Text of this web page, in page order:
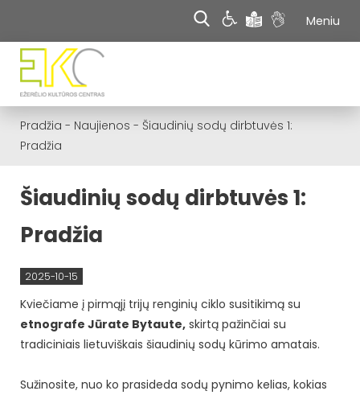
Meniu
Pradžia - Naujienos - Šiaudinių sodų dirbtuvės 1:
Pradžia
Šiaudinių sodų dirbtuvės 1:
Pradžia
2025-10-15
Kviečiame į pirmąjį trijų renginių ciklo susitikimą su
etnografe Jūrate Bytaute, skirtą pažinčiai su
tradiciniais lietuviškais šiaudinių sodų kūrimo amatais.
Sužinosite, nuo ko prasideda sodų pynimo kelias, kokias